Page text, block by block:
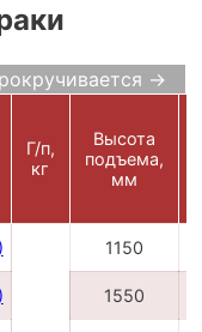
→
Г/п,
кг
Высота
подъема,
мм
1150
1550